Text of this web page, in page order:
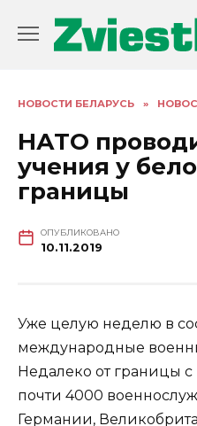
содержанию
НОВОСТИ БЕЛАРУСЬ »
НАТО
учения у
границы
ОПУБЛИКОВАНО
10.11.2019
Уже целую неделю в
международные
Недалеко от границы
почти 4000
Германии,